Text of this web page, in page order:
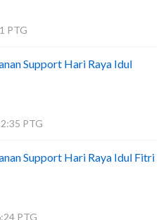
PTG
Support Hari Raya Idul
PTG
Support Hari Raya Idul Fitri
PTG